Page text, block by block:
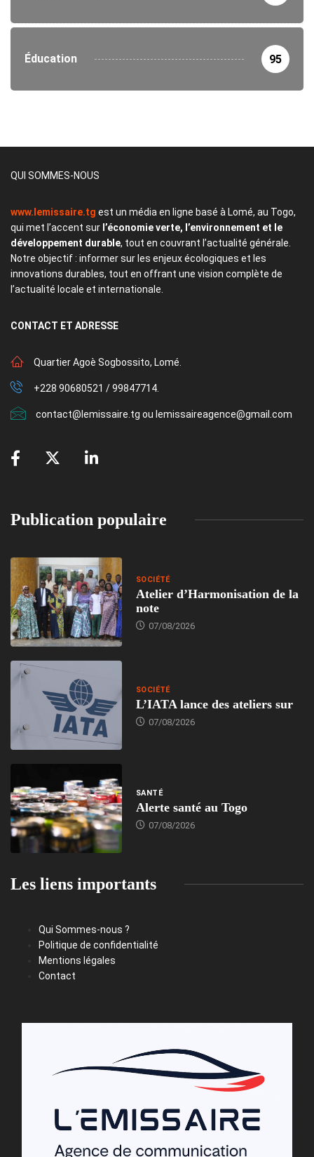
Éducation 95
QUI SOMMES-NOUS
www.lemissaire.tg est un média en ligne basé à Lomé, au Togo,
qui met l’accent sur l’économie verte, l’environnement et le
développement durable, tout en couvrant l’actualité générale.
Notre objectif : informer sur les enjeux écologiques et les
innovations durables, tout en offrant une vision complète de
l’actualité locale et internationale.
CONTACT ET ADRESSE
Quartier Agoè Sogbossito, Lomé.
+228 90680521 / 99847714.
contact@lemissaire.tg ou lemissaireagence@gmail.com
Publication populaire
SOCIÉTÉ
Atelier d’Harmonisation de la
note
07/08/2026
SOCIÉTÉ
L’IATA lance des ateliers sur
07/08/2026
SANTÉ
Alerte santé au Togo
07/08/2026
Les liens importants
Qui Sommes-nous ?
Politique de confidentialité
Mentions légales
Contact